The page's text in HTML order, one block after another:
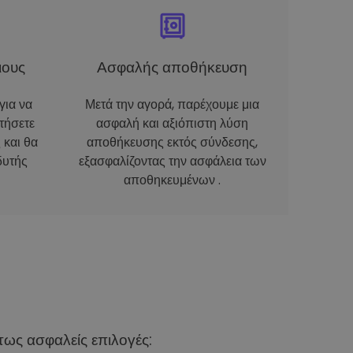
να
θα
Ασφαλής αποθήκευση
Μετά την αγορά, παρέχουμε μια
ασφαλή και αξιόπιστη λύση
αποθήκευσης εκτός σύνδεσης,
εξασφαλίζοντας την ασφάλεια των
αποθηκευμένων .
ασφαλείς επιλογές: